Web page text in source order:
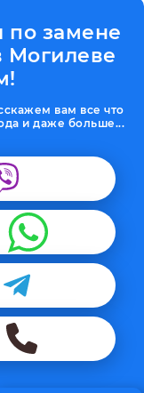
по замене
Могилеве
вам все что
и даже больше...